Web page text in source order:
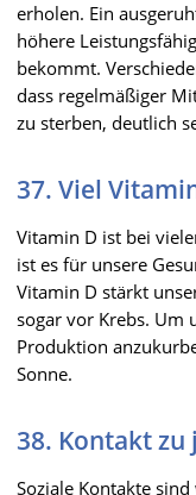
erholen. Ein
höhere
bekommt.
dass regelmäßiger
zu sterben, deutlich
37. Viel
Vitamin D ist bei
ist es für unsere
Vitamin D stärkt
sogar vor Krebs. Um
Produktion
Sonne.
38. Kontakt zu
Soziale Kontakte